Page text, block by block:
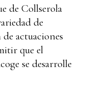
de Collserola
de
actuaciones
que el
se desarrolle